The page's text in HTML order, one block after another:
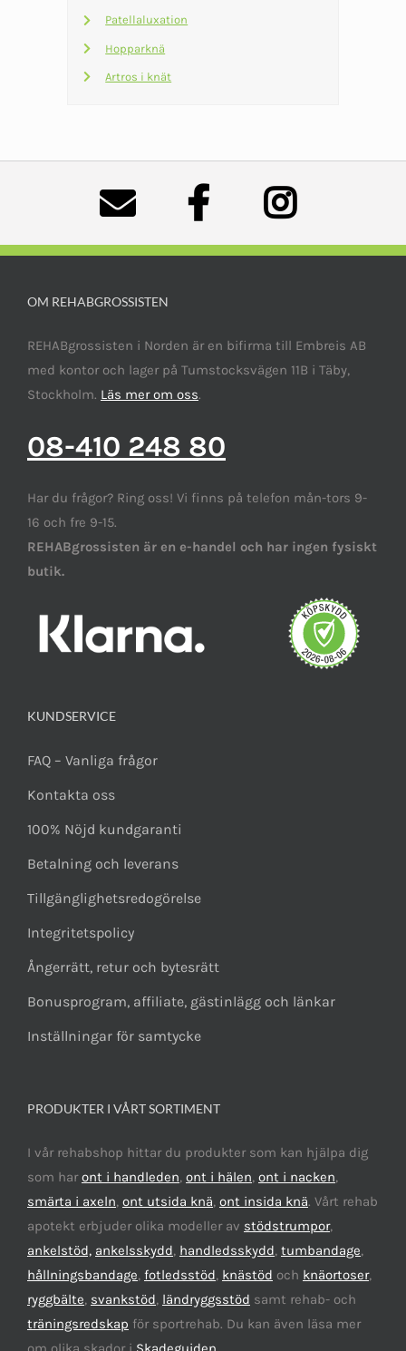
produktsidan
Patellaluxation
Hopparknä
Artros i knät
OM REHABGROSSISTEN
REHABgrossisten i Norden är en bifirma till Embreis AB
med kontor och lager på Tumstocksvägen 11B i Täby,
Stockholm. Läs mer om oss.
08-410 248 80
Har du frågor? Ring oss! Vi finns på telefon mån-tors 9-
16 och fre 9-15.
REHABgrossisten är en e-handel och har ingen fysiskt
butik.
KUNDSERVICE
FAQ – Vanliga frågor
Kontakta oss
100% Nöjd kundgaranti
Betalning och leverans
Tillgänglighetsredogörelse
Integritetspolicy
Ångerrätt, retur och bytesrätt
Bonusprogram, affiliate, gästinlägg och länkar
Inställningar för samtycke
PRODUKTER I VÅRT SORTIMENT
I vår rehabshop hittar du produkter som kan hjälpa dig
som haront i handleden, ont i hälen, ont i nacken,
smärta i axeln, ont utsida knä, ont insida knä. Vårt rehab
apotekt erbjuder olika modeller av stödstrumpor,
ankelstöd, ankelsskydd, handledsskydd, tumbandage,
hållningsbandage, fotledsstöd, knästöd och knäortoser,
ryggbälte, svankstöd, ländryggsstöd samt rehab- och
träningsredskap för sportrehab. Du kan även läsa mer